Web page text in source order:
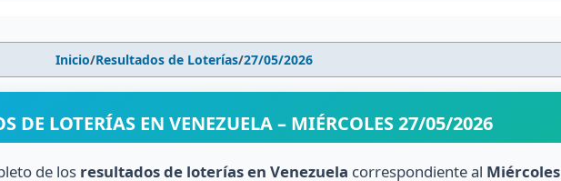
Inicio/Resultados de Loterías/27/05/2026
DE LOTERÍAS EN VENEZUELA – MIÉRCOLES 27/05/2026
de los resultados de loterías en Venezuela correspondiente al Miércoles